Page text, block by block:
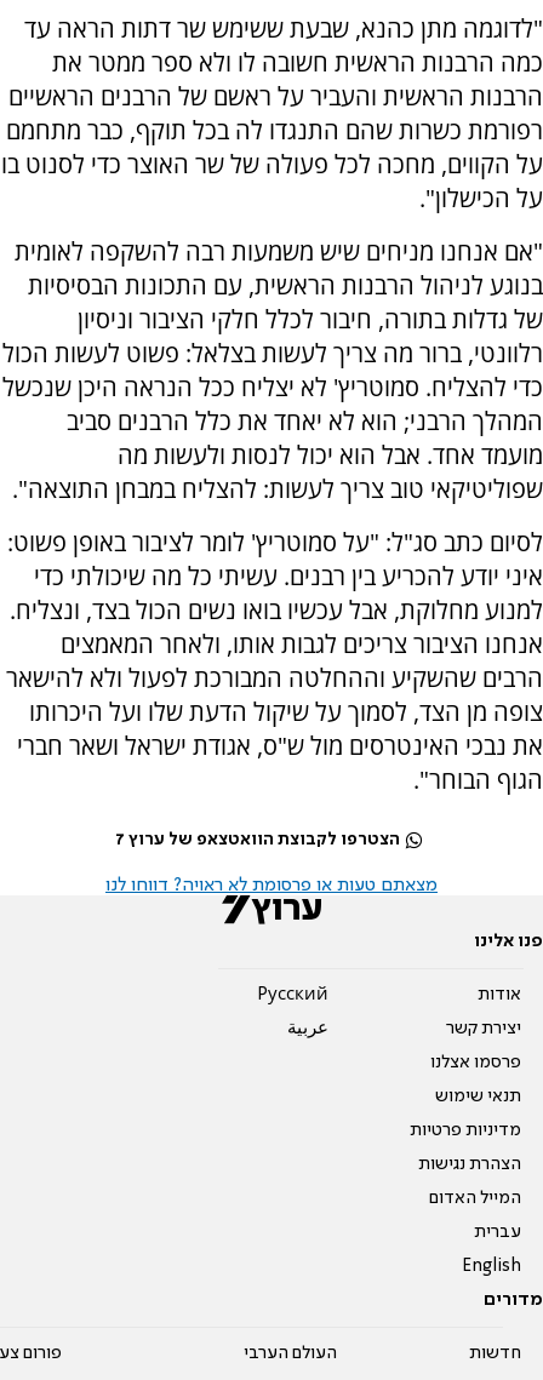
"לדוגמה מתן כהנא, שבעת ששימש שר דתות הראה עד
כמה הרבנות הראשית חשובה לו ולא ספר ממטר את
הרבנות הראשית והעביר על ראשם של הרבנים הראשיים
רפורמת כשרות שהם התנגדו לה בכל תוקף, כבר מתחמם
על הקווים, מחכה לכל פעולה של שר האוצר כדי לסנוט בו
על הכישלון".
"אם אנחנו מניחים שיש משמעות רבה להשקפה לאומית
בנוגע לניהול הרבנות הראשית, עם התכונות הבסיסיות
של גדלות בתורה, חיבור לכלל חלקי הציבור וניסיון
רלוונטי, ברור מה צריך לעשות בצלאל: פשוט לעשות הכול
כדי להצליח. סמוטריץ' לא יצליח ככל הנראה היכן שנכשל
המהלך הרבני; הוא לא יאחד את כלל הרבנים סביב
מועמד אחד. אבל הוא יכול לנסות ולעשות מה
שפוליטיקאי טוב צריך לעשות: להצליח במבחן התוצאה".
לסיום כתב סג"ל: "על סמוטריץ' לומר לציבור באופן פשוט:
איני יודע להכריע בין רבנים. עשיתי כל מה שיכולתי כדי
למנוע מחלוקת, אבל עכשיו בואו נשים הכול בצד, ונצליח.
אנחנו הציבור צריכים לגבות אותו, ולאחר המאמצים
הרבים שהשקיע וההחלטה המבורכת לפעול ולא להישאר
צופה מן הצד, לסמוך על שיקול הדעת שלו ועל היכרותו
את נבכי האינטרסים מול ש"ס, אגודת ישראל ושאר חברי
הגוף הבוחר".
הצטרפו לקבוצת הוואטצאפ של ערוץ 7
מצאתם טעות או פרסומת לא ראויה? דווחו לנו
פנו אלינו
אודות
יצירת קשר
פרסמו אצלנו
תנאי שימוש
מדיניות פרטיות
הצהרת נגישות
המייל האדום
עברית
English
Pусский
عربية
מדורים
חדשות
העולם הערבי
פורום